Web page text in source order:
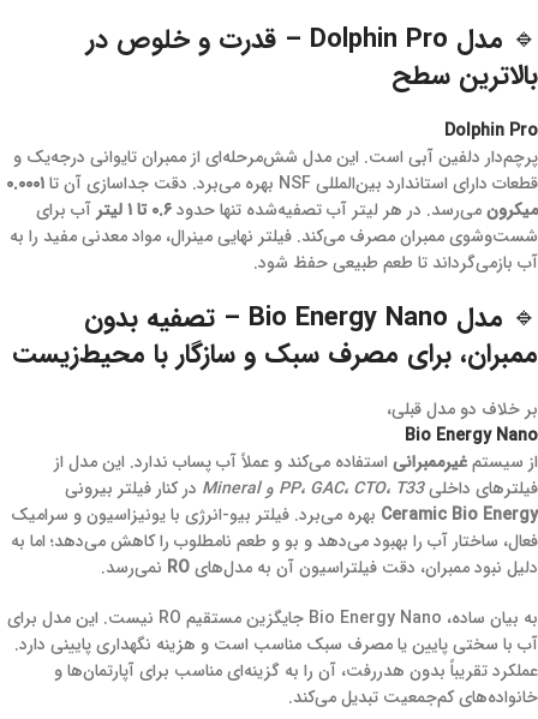
🔹 مدل Dolphin Pro – قدرت و خلوص در
بالاترین سطح
Dolphin Pro
پرچم‌دار دلفین آبی است. این مدل شش‌مرحله‌ای از ممبران تایوانی درجه‌یک و
قطعات دارای استاندارد بین‌المللی NSF بهره می‌برد. دقت جداسازی آن تا
۰.۰۰۰۱
میکرونمی‌رسد. در هر لیتر آب تصفیه‌شده تنها حدود۰.۶ تا ۱ لیتر
آب برای
شست‌وشوی ممبران مصرف می‌کند. فیلتر نهایی مینرال، مواد معدنی مفید را به
آب بازمی‌گرداند تا طعم طبیعی حفظ شود.
🔹 مدل Bio Energy Nano – تصفیه بدون
ممبران، برای مصرف سبک و سازگار با محیط‌زیست
بر خلاف دو مدل قبلی،
Bio Energy Nano
از سیستمغیرممبرانی استفاده می‌کند و عملاً آب پساب ندارد. این مدل از
فیلترهای داخلیPP، GAC، CTO، T33 و Mineral
در کنار فیلتر بیرونی
Ceramic Bio Energy بهره می‌برد. فیلتر بیو-انرژی با یونیزاسیون و سرامیک
فعال، ساختار آب را بهبود می‌دهد و بو و طعم نامطلوب را کاهش می‌دهد؛ اما به
دلیل نبود ممبران، دقت فیلتراسیون آن به مدل‌هایRO نمی‌رسد.
به بیان ساده، Bio Energy Nano جایگزین مستقیم RO نیست. این مدل برای
آب با سختی پایین یا مصرف سبک مناسب است و هزینه نگهداری پایینی دارد.
عملکرد تقریباً بدون هدررفت، آن را به گزینه‌ای مناسب برای آپارتمان‌ها و
خانواده‌های کم‌جمعیت تبدیل می‌کند.